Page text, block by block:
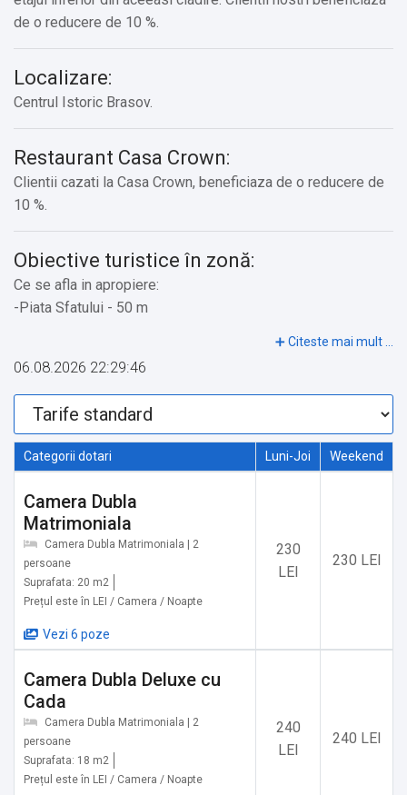
de o reducere de 10 %.
Localizare:
Centrul Istoric Brasov.
Restaurant Casa Crown:
Clientii cazati la Casa Crown, beneficiaza de o reducere de
10 %.
Obiective turistice în zonă:
Ce se afla in apropiere:
-Piata Sfatului - 50 m
-The Museum of Urban Civilization - 100 m
-Turnul Alb - 250 m
-The White Tower - 250 m
-Strada Sforii - 300 m
-Parcul Aro - 350 m
-The Black Tower - 350 m
-Catherine's Gate - 400 m
Restaurante si cafenele:
-Cafenea/bar Publick - 30 m
-Cafenea/bar Brasserie - 30 m
-Cafenea/bar Custari - 40 m
Principalele atractii:
-Catherine's Gate - 450 m
-Muzeul de Arta - 450 m
-Schei Gate - 450 m
-First Romanian School Museum - 1.000 m
-Museum of Living in Communism - 3 km
06.08.2026 22:29:46
Categorii dotari Luni-Joi Weekend
Camera Dubla
Matrimoniala
Camera Dubla Matrimoniala | 2
persoane
Suprafata: 20 m2
Prețul este în LEI / Camera / Noapte
Vezi 6 poze
230
LEI
230 LEI
Camera Dubla Deluxe cu
Cada
Camera Dubla Matrimoniala | 2
persoane
Suprafata: 18 m2
Prețul este în LEI / Camera / Noapte
240
LEI
240 LEI